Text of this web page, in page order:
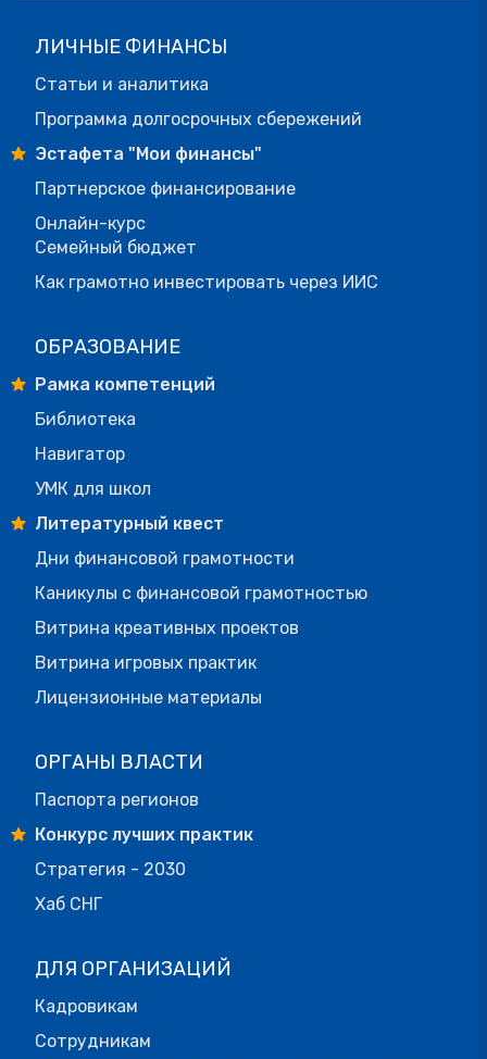
ЛИЧНЫЕ ФИНАНСЫ
Статьи и аналитика
Программа долгосрочных сбережений
Эстафета "Мои финансы"
Партнерское финансирование
Онлайн-курс
Семейный бюджет
Как грамотно инвестировать через ИИС
ОБРАЗОВАНИЕ
Рамка компетенций
Библиотека
Навигатор
УМК для школ
Литературный квест
Дни финансовой грамотности
Каникулы с финансовой грамотностью
Витрина креативных проектов
Витрина игровых практик
Лицензионные материалы
ОРГАНЫ ВЛАСТИ
Паспорта регионов
Конкурс лучших практик
Стратегия - 2030
Хаб СНГ
ДЛЯ ОРГАНИЗАЦИЙ
Кадровикам
Сотрудникам